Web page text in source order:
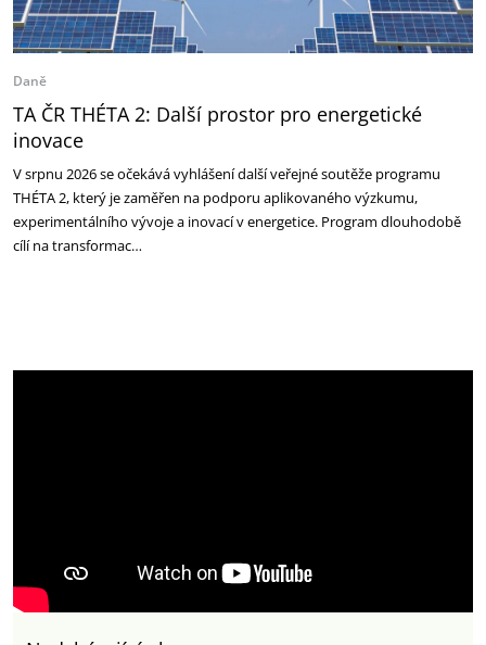
Daně
TA ČR THÉTA 2: Další prostor pro energetické
inovace
V srpnu 2026 se očekává vyhlášení další veřejné soutěže programu
THÉTA 2, který je zaměřen na podporu aplikovaného výzkumu,
experimentálního vývoje a inovací v energetice. Program dlouhodobě
cílí na transformac…